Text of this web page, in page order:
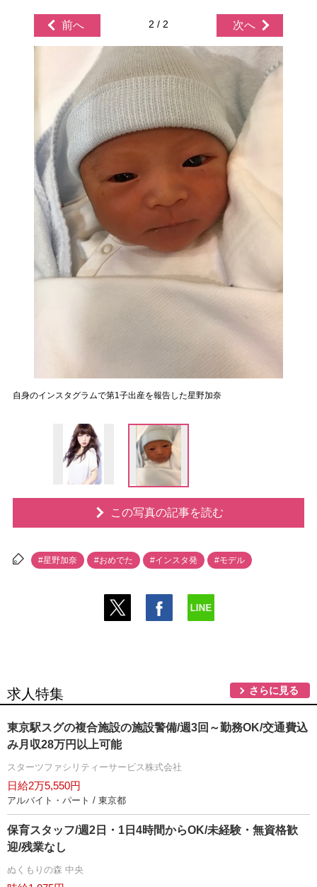
前へ 2 / 2 次へ
自身のインスタグラムで第1子出産を報告した星野加奈
この写真の記事を読む
#星野加奈 #おめでた #インスタ発 #モデル
求人特集 さらに見る
東京駅スグの複合施設の施設警備/週3回～勤務OK/交通費込
み月収28万円以上可能
スターツファシリティーサービス株式会社
日給2万5,550円
アルバイト・パート / 東京都
保育スタッフ/週2日・1日4時間からOK/未経験・無資格歓
迎/残業なし
ぬくもりの森 中央